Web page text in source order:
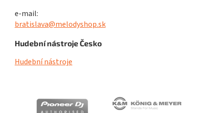
e-mail:
bratislava@melodyshop.sk
Hudební nástroje Česko
Hudební nástroje